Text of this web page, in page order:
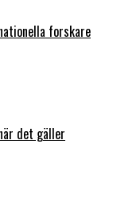
forskare
det gäller